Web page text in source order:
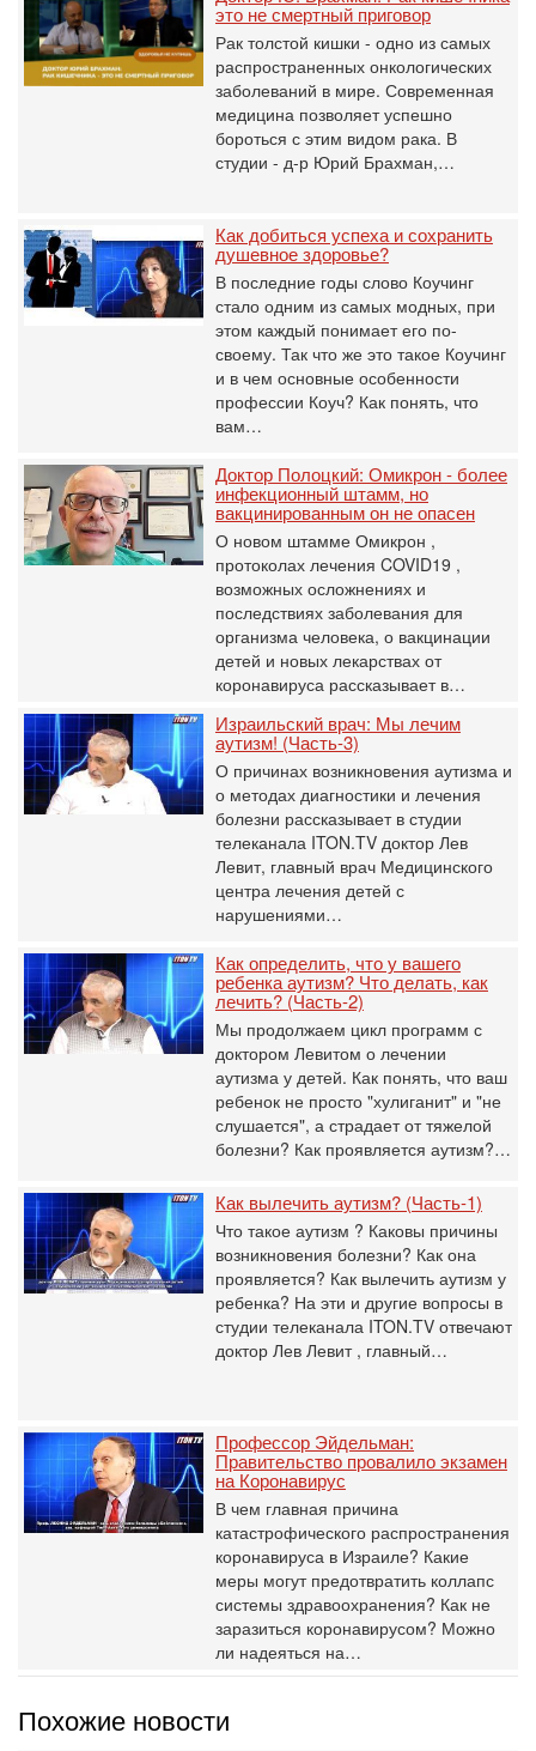
это не смертный приговор
Рак толстой кишки - одно из самых
распространенных онкологических
заболеваний в мире. Современная
медицина позволяет успешно
бороться с этим видом рака. В
студии - д-р Юрий Брахман,…
Как добиться успеха и сохранить
душевное здоровье?
В последние годы слово Коучинг
стало одним из самых модных, при
этом каждый понимает его по-
своему. Так что же это такое Коучинг
и в чем основные особенности
профессии Коуч? Как понять, что
вам…
Доктор Полоцкий: Омикрон - более
инфекционный штамм, но
вакцинированным он не опасен
О новом штамме Омикрон ,
протоколах лечения COVID19 ,
возможных осложнениях и
последствиях заболевания для
организма человека, о вакцинации
детей и новых лекарствах от
коронавируса рассказывает в…
Израильский врач: Мы лечим
аутизм! (Часть-3)
О причинах возникновения аутизма и
о методах диагностики и лечения
болезни рассказывает в студии
телеканала ITON.TV доктор Лев
Левит, главный врач Медицинского
центра лечения детей с
нарушениями…
Как определить, что у вашего
ребенка аутизм? Что делать, как
лечить? (Часть-2)
Мы продолжаем цикл программ с
доктором Левитом о лечении
аутизма у детей. Как понять, что ваш
ребенок не просто "хулиганит" и "не
слушается", а страдает от тяжелой
болезни? Как проявляется аутизм?…
Как вылечить аутизм? (Часть-1)
Что такое аутизм ? Каковы причины
возникновения болезни? Как она
проявляется? Как вылечить аутизм у
ребенка? На эти и другие вопросы в
студии телеканала ITON.TV отвечают
доктор Лев Левит , главный…
Профессор Эйдельман:
Правительство провалило экзамен
на Коронавирус
В чем главная причина
катастрофического распространения
коронавируса в Израиле? Какие
меры могут предотвратить коллапс
системы здравоохранения? Как не
заразиться коронавирусом? Можно
ли надеяться на…
Похожие новости